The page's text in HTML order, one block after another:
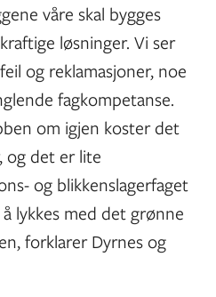
våre skal bygges
løsninger. Vi ser
og reklamasjoner, noe
fagkompetanse.
om igjen koster det
og det er lite
og blikkenslagerfaget
lykkes med det grønne
forklarer Dyrnes og